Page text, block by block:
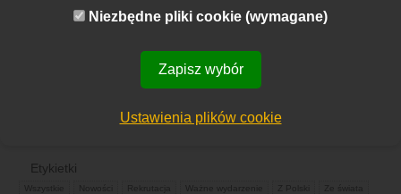
Zapraszamy
Etykietki
Nowości Rekrutacja
Niezbędne pliki cookie (wymagane)
Zapisz wybór
Ustawienia plików cookie